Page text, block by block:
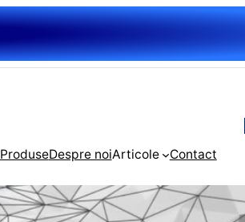
ProduseDespre noiArticole Contact